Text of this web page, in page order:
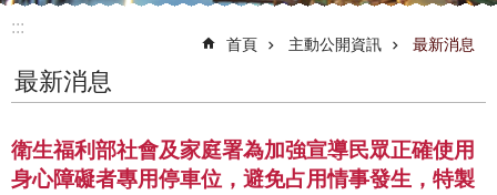
:::
首頁 主動公開資訊 最新消息
最新消息
衛生福利部社會及家庭署為加強宣導民眾正確使用
身心障礙者專用停車位，避免占用情事發生，特製